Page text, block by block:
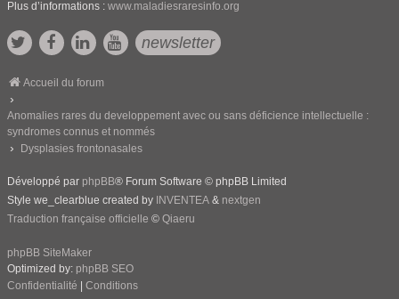
Plus d’informations : www.maladiesraresinfo.org
newsletter
Accueil du forum
Anomalies rares du developpement avec ou sans déficience intellectuelle :
syndromes connus et nommés
Dysplasies frontonasales
Développé par phpBB® Forum Software © phpBB Limited
Style we_clearblue created by INVENTEA & nextgen
Traduction française officielle © Qiaeru
phpBB SiteMaker
Optimized by: phpBB SEO
Confidentialité
Conditions